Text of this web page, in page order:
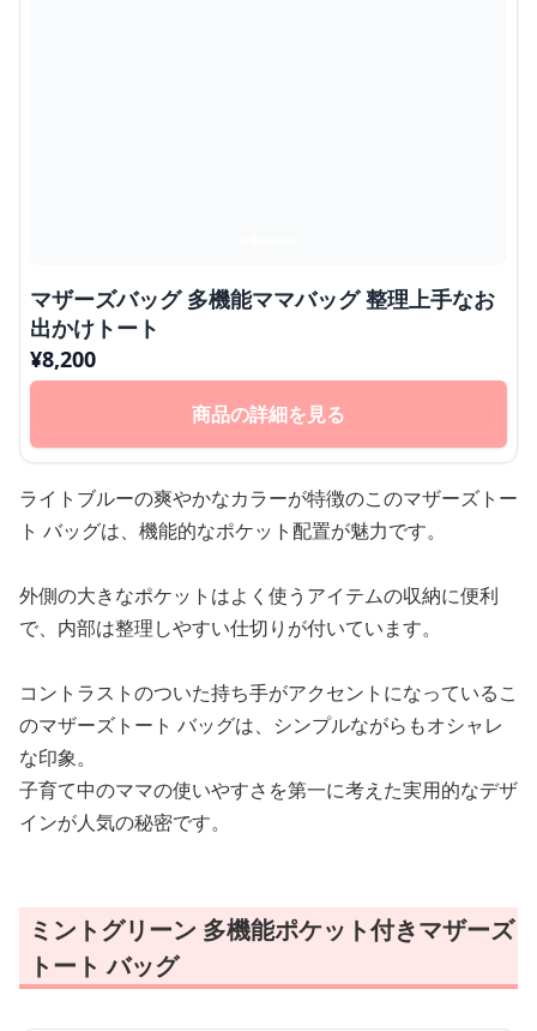
マザーズバッグ 多機能ママバッグ 整理上手なお
出かけトート
¥8,200
商品の詳細を見る
ライトブルーの爽やかなカラーが特徴のこのマザーズトー
ト バッグは、機能的なポケット配置が魅力です。
外側の大きなポケットはよく使うアイテムの収納に便利
で、内部は整理しやすい仕切りが付いています。
コントラストのついた持ち手がアクセントになっているこ
のマザーズトート バッグは、シンプルながらもオシャレ
な印象。
子育て中のママの使いやすさを第一に考えた実用的なデザ
インが人気の秘密です。
ミントグリーン 多機能ポケット付きマザーズ
トート バッグ